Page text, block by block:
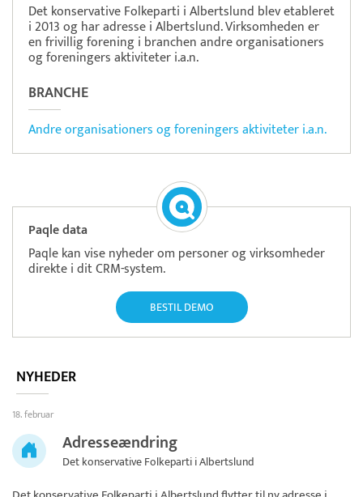
Det konservative Folkeparti i Albertslund blev etableret
i 2013 og har adresse i Albertslund. Virksomheden er
en frivillig forening i branchen andre organisationers
og foreningers aktiviteter i.a.n.
BRANCHE
Andre organisationers og foreningers aktiviteter i.a.n.
Paqle data
Paqle kan vise nyheder om personer og virksomheder
direkte i dit CRM-system.
BESTIL DEMO
NYHEDER
18. februar
Adresseændring
Det konservative Folkeparti i Albertslund